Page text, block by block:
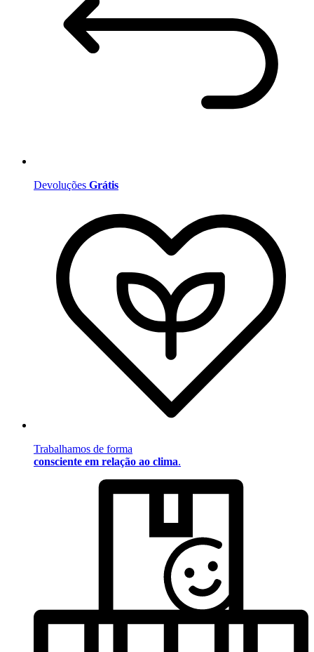
Devoluções Grátis
Trabalhamos de forma
consciente em relação ao clima.